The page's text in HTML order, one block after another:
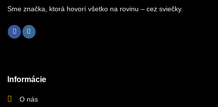
Informácie
O nás
Sme značka, ktorá hovorí všetko na rovinu – cez sviečky.